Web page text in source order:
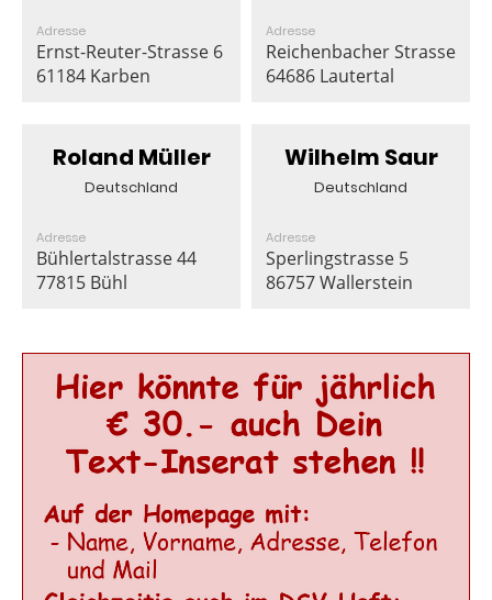
Adresse
Ernst-Reuter-Strasse 6
61184 Karben
Adresse
Reichenbacher Strasse 46
64686 Lautertal
Roland Müller
Deutschland
Adresse
Bühlertalstrasse 44
77815 Bühl
Wilhelm Saur
Deutschland
Adresse
Sperlingstrasse 5
86757 Wallerstein